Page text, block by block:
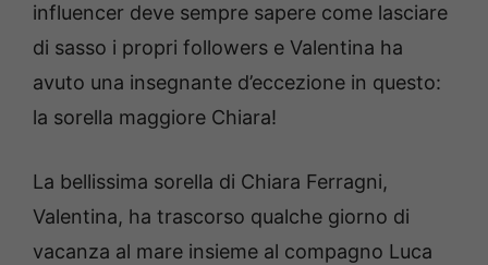
influencer deve sempre sapere come lasciare
di sasso i propri followers e Valentina ha
avuto una insegnante d’eccezione in questo:
la sorella maggiore Chiara!
La bellissima sorella di Chiara Ferragni,
Valentina, ha trascorso qualche giorno di
vacanza al mare insieme al compagno Luca